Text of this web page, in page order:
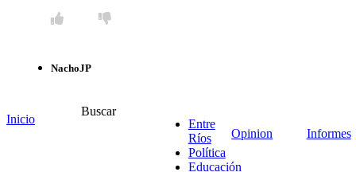
NachoJP
Es una buena síntesis de la actualidad política. Nación
abandona las ciudades del interior (parece que para Milei
Provincia juega a la obra inconclusa de los ladronzuelos
Inicio
Buscar
Entre
Ríos
Política
Educación
Opinion Informes